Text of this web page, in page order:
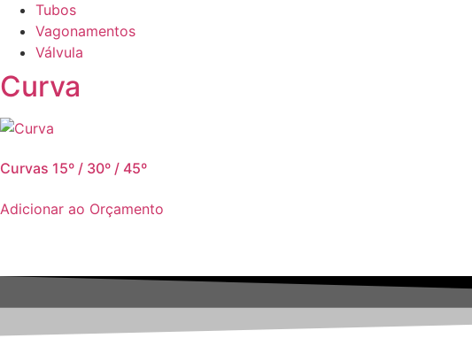
Tubos
Vagonamentos
Válvula
Curva
Curvas 15º / 30º / 45º
Adicionar ao Orçamento